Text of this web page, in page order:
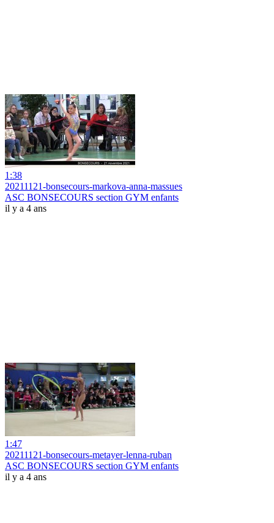
1:38
20211121-bonsecours-markova-anna-massues
ASC BONSECOURS section GYM enfants
il y a 4 ans
1:47
20211121-bonsecours-metayer-lenna-ruban
ASC BONSECOURS section GYM enfants
il y a 4 ans